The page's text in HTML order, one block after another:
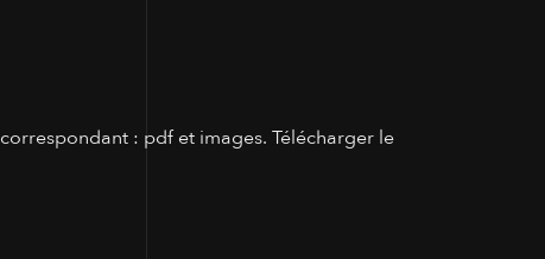
: pdf et images. Télécharger le